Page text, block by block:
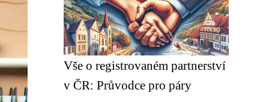
Vše o registrovaném partnerství
v ČR: Průvodce pro páry